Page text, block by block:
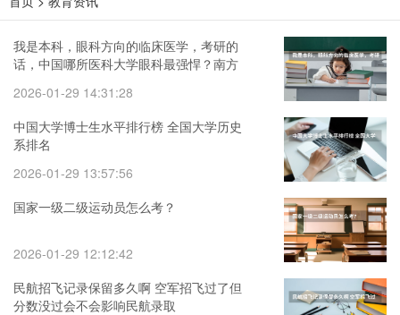
我是本科，眼科方向的临床医学，考研的
话，中国哪所医科大学眼科最强悍？南方
名）
2026-01-29 14:31:28
中国大学博士生水平排行榜 全国大学历史
系排名
2026-01-29 13:57:56
国家一级二级运动员怎么考？
2026-01-29 12:12:42
民航招飞记录保留多久啊 空军招飞过了但
分数没过会不会影响民航录取